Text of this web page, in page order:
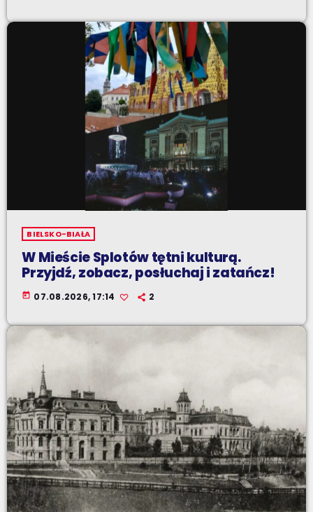
BIELSKO-BIAŁA
W Mieście Splotów tętni kulturą.
Przyjdź, zobacz, posłuchaj i zatańcz!
today 07.08.2026, 17:14 2